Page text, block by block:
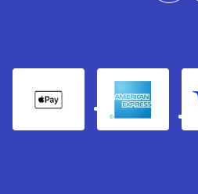
American express
Pay